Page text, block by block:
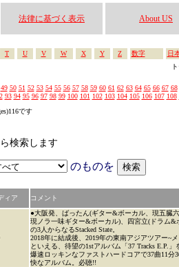
法律に基づく表示 About US
T U V W X Y Z 数字
日
49 50 51 52 53 54 55 56 57 58 59 60 61 62 63 64 65 66 67 68
93 94 95 96 97 98 99 100 101 102 103 104 105 106 107 108
です
検索します
のものを
ィア コメント
●大阪発、ばったん(ギター&ボーカル、現五臓
現ノラ一味ギター&ボーカル)、四宮立(ドラム&
の3人からなるStacked State。
2018年に結成後、2019年の東南アジアツアー~
といえる、待望の1stアルバム「37 Tracks E.P.
爆速ロッキンなファストハードコアで37曲11分
快なアルバム。必聴!!